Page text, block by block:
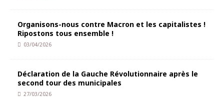
Organisons-nous contre Macron et les capitalistes !
Ripostons tous ensemble !
03/04/2026
Déclaration de la Gauche Révolutionnaire après le
second tour des municipales
27/03/2026